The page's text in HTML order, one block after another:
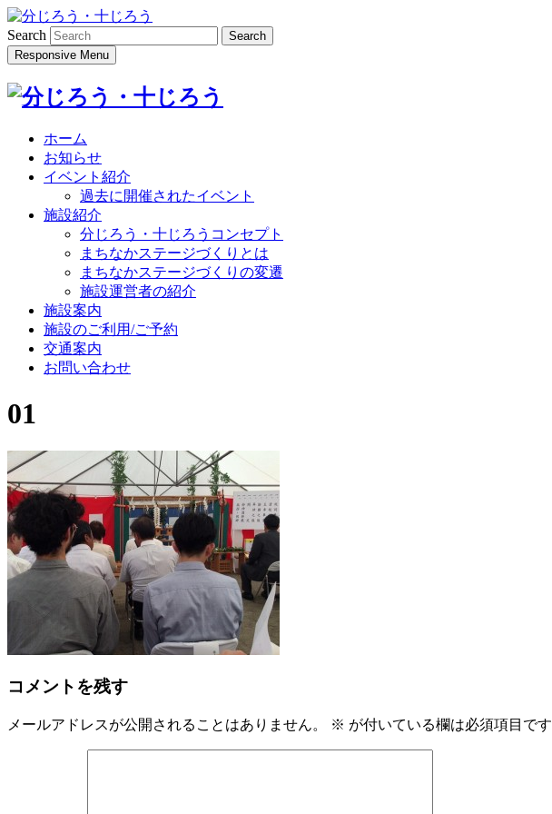
Search
Responsive Menu
ホーム
お知らせ
イベント紹介
過去に開催されたイベント
施設紹介
分じろう・十じろうコンセプト
まちなかステージづくりとは
まちなかステージづくりの変遷
施設運営者の紹介
施設案内
施設のご利用/ご予約
交通案内
お問い合わせ
01
コメントを残す
メールアドレスが公開されることはありません。 ※ が付いている欄は必須項目です